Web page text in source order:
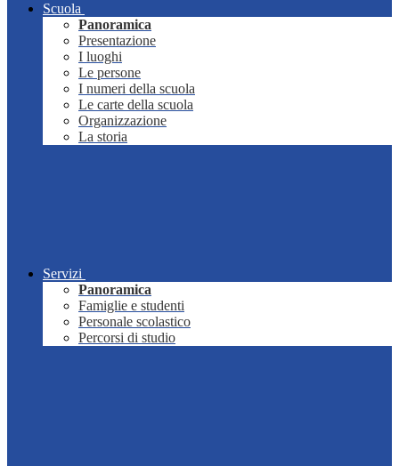
Scuola
Panoramica
Presentazione
I luoghi
Le persone
I numeri della scuola
Le carte della scuola
Organizzazione
La storia
Servizi
Panoramica
Famiglie e studenti
Personale scolastico
Percorsi di studio